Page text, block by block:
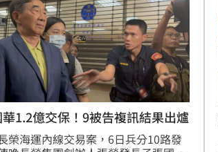
1.2億交保！9被告複訊結果出爐
榮海運內線交易案，6日兵分10路發